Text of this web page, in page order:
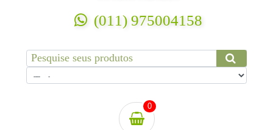
(011) 975004158
0